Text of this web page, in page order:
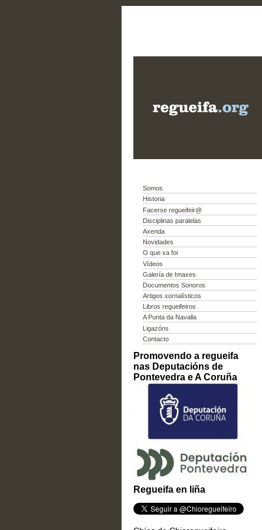
Somos
Historia
Facerse regueifeir@
Disciplinas paralelas
Axenda
Novidades
O que xa foi
Vídeos
Galería de Imaxes
Documentos Sonoros
Artigos xornalísticos
Libros regueifeiros
A Punta da Navalla
Ligazóns
Contacto
Promovendo a regueifa
nas Deputacións de
Pontevedra e A Coruña
Regueifa en liña